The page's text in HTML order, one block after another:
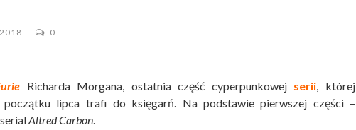
0
Richarda Morgana, ostatnia część cyperpunkowej serii, której
początku lipca trafi do księgarń. Na podstawie pierwszej części –
Altred Carbon.